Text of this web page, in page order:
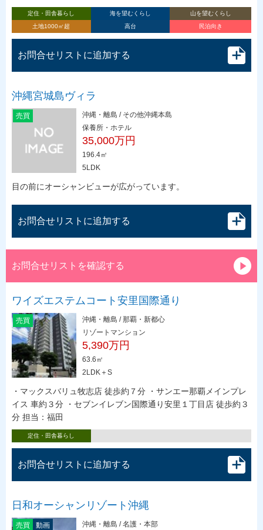
定住・田舎暮らし 海を望むくらし
山を望むくらし
土地1000㎡超
高台 民泊向き
お問合せリストに追加する
沖縄宮城島ヴィラ
売買
沖縄・離島 / その他沖縄本島
保養所・ホテル
35,000万円
196.4㎡
5LDK
目の前にオーシャンビューが広がっています。
お問合せリストに追加する
お問合せリストを確認する
ワイズエステムコート安里国際通り
売買
沖縄・離島 / 那覇・新都心
リゾートマンション
5,390万円
63.6㎡
2LDK＋S
・マックスバリュ牧志店 徒歩約７分 ・サンエー那覇メインプレ
イス 車約３分 ・セブンイレブン国際通り安里１丁目店 徒歩約３
分 担当：福田
定住・田舎暮らし
お問合せリストに追加する
日和オーシャンリゾート沖縄
売買 動画
沖縄・離島 / 名護・本部